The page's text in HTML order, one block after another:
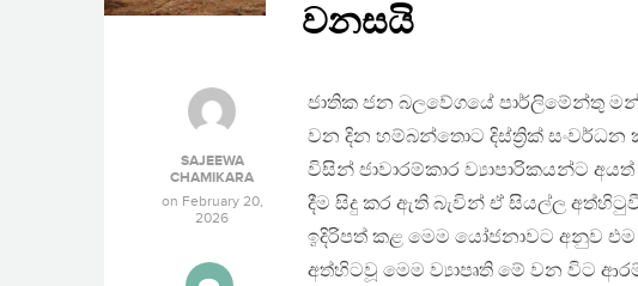
වනසයි
SAJEEWA
CHAMIKARA
on February 20,
2026
ජාතික ජන බලවේගයේ පාර්ලිමේන්තු
වන දින හම්බන්තොට දිස්ත්‍රික්
විසින් ජාවාරම්කාර ව්‍යාපාරිකයන්ට
දීම සිදු කර ඇති බැවින් ඒ සියල්ල
ඉදිරිපත් කළ මෙම යෝජනාවට අනුව එම
අත්හිටවූ මෙම ව්‍යාපෘති මේ වන විට